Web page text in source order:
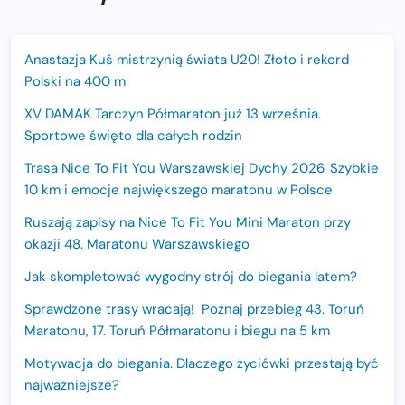
Anastazja Kuś mistrzynią świata U20! Złoto i rekord
Polski na 400 m
XV DAMAK Tarczyn Półmaraton już 13 września.
Sportowe święto dla całych rodzin
Trasa Nice To Fit You Warszawskiej Dychy 2026. Szybkie
10 km i emocje największego maratonu w Polsce
Ruszają zapisy na Nice To Fit You Mini Maraton przy
okazji 48. Maratonu Warszawskiego
Jak skompletować wygodny strój do biegania latem?
Sprawdzone trasy wracają! Poznaj przebieg 43. Toruń
Maratonu, 17. Toruń Półmaratonu i biegu na 5 km
Motywacja do biegania. Dlaczego życiówki przestają być
najważniejsze?